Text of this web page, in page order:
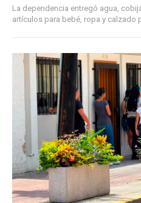
La dependencia entregó agua,
artículos para bebé, ropa y calzado